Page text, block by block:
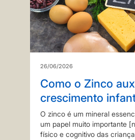
26/06/2026
Como o Zinco
crescimento
O zinco é um mineral
um papel muito importante
físico e cognitivo das